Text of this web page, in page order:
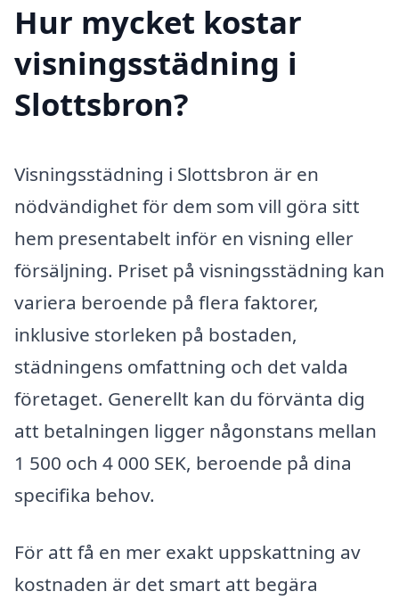
Hur mycket kostar
visningsstädning i
Slottsbron?
Visningsstädning i Slottsbron är en
nödvändighet för dem som vill göra sitt
hem presentabelt inför en visning eller
försäljning. Priset på visningsstädning kan
variera beroende på flera faktorer,
inklusive storleken på bostaden,
städningens omfattning och det valda
företaget. Generellt kan du förvänta dig
att betalningen ligger någonstans mellan
1 500 och 4 000 SEK, beroende på dina
specifika behov.
För att få en mer exakt uppskattning av
kostnaden är det smart att begära